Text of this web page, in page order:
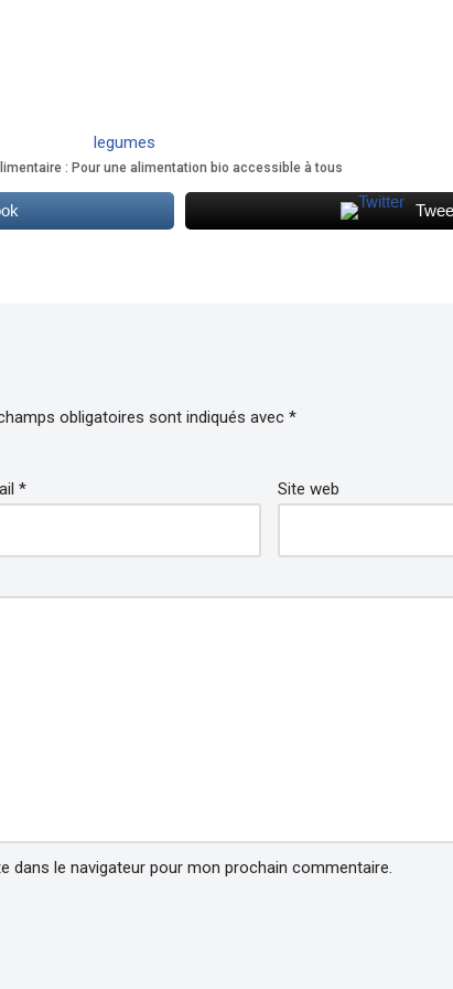
: Pour une alimentation bio accessible à tous
obligatoires sont indiqués avec *
* Site web
dans le navigateur pour mon prochain commentaire.